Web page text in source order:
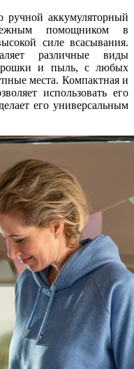
аккумуляторный
помощником в
силе всасывания.
различные виды
и пыль, с любых
места. Компактная и
использовать его
его универсальным